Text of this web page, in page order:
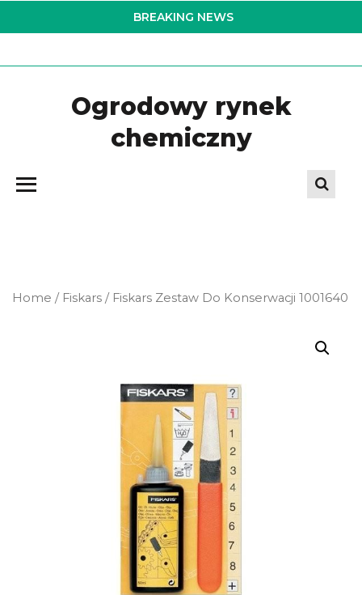
to
BREAKING NEWS
Ogrodowy rynek
chemiczny
Home / Fiskars / Fiskars Zestaw Do Konserwacji 1001640